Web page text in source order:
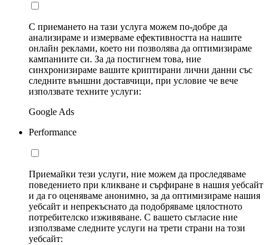
С приемането на тази услуга можем по-добре да
анализираме и измерваме ефективността на нашите
онлайн реклами, което ни позволява да оптимизираме
кампаниите си. За да постигнем това, ние
синхронизираме вашите криптирани лични данни със
следните външни доставчици, при условие че вече
използвате техните услуги:
Google Ads
Performance
Приемайки тези услуги, ние можем да проследяваме
поведението при кликване и сърфиране в нашия уебсайт
и да го оценяваме анонимно, за да оптимизираме нашия
уебсайт и непрекъснато да подобряваме цялостното
потребителско изживяване. С вашето съгласие ние
използваме следните услуги на трети страни на този
уебсайт: